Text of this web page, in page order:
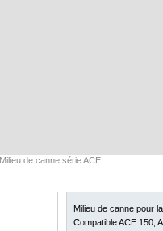
Milieu de canne série ACE
Milieu de canne pour
Compatible ACE 150,